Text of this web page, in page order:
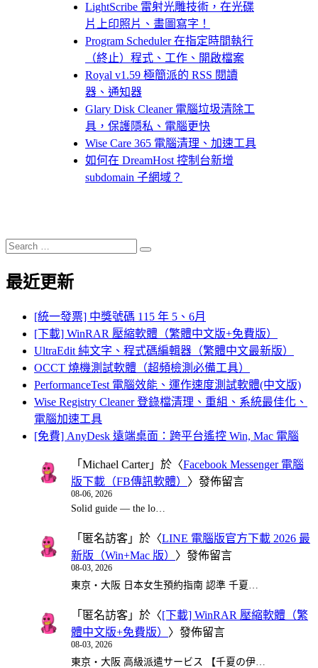
LightScribe 雷射光雕技術，在光碟
片上印照片、畫圖寫字！
Program Scheduler 在指定時間執行
（終止）程式、工作、開啟檔案
Royal v1.59 極簡派的 RSS 閱讀
器、通知器
Glary Disk Cleaner 電腦垃圾清除工
具，保護隱私、電腦更快
Wise Care 365 電腦清理、加速工具
如何在 DreamHost 控制台新增
subdomain 子網域？
Search
for:
Search
最近更新
[統一發票] 中獎號碼 115 年 5、6月
[下載] WinRAR 壓縮軟體（繁體中文版+免費版）
UltraEdit 純文字、程式碼編輯器（繁體中文最新版）
OCCT 燒機測試軟體（超頻檢測必備工具）
PerformanceTest 電腦效能、運作速度測試軟體(中文版)
Wise Registry Cleaner 登錄檔清理、重組、系統最佳化、
電腦加速工具
[免費] AnyDesk 遠端桌面：跨平台遙控 Win, Mac 電腦
「 Michael Carter」於〈Facebook Messenger 電腦
版下載（FB傳訊軟體） 〉發佈留言
08-06, 2026
Solid guide — the lo…
「 匿名訪客 」於〈LINE 電腦版官方下載 2026 最
新版（Win+Mac 版） 〉發佈留言
08-03, 2026
東京・大阪 日本女生預約指南 認準 千夏…
「 匿名訪客 」於〈[下載] WinRAR 壓縮軟體（繁
體中文版+免費版） 〉發佈留言
08-03, 2026
東京・大阪 高級派遣サービス 【千夏の伊…